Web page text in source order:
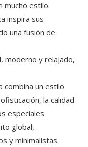
mucho estilo.
inspira sus
una fusión de
moderno y relajado,
combina un estilo
la calidad
especiales.
global,
y minimalistas.